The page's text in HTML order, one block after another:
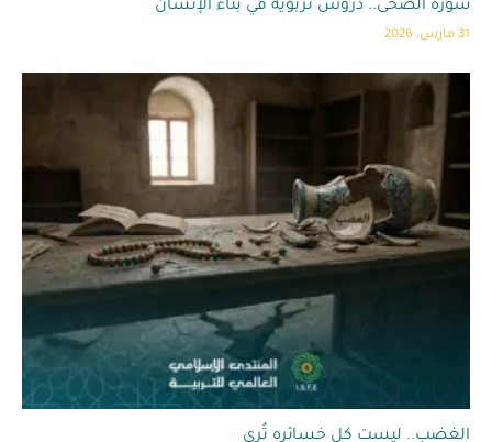
سورة الضحى.. دروس تربوية في بناء الإنسان
31 مارس، 2026
الغضب.. ليست كل خسائره تُرى